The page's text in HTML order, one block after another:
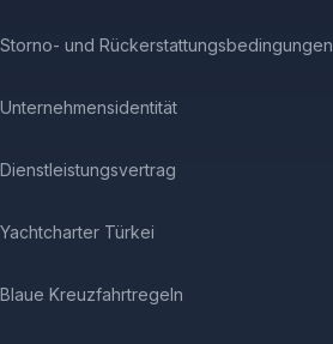
Storno- und Rückerstattungsbedingungen
Unternehmensidentität
Dienstleistungsvertrag
Yachtcharter Türkei
Blaue Kreuzfahrtregeln